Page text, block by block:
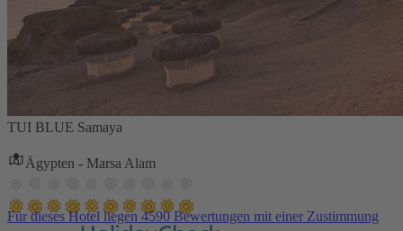
TUI BLUE Samaya
Ägypten - Marsa Alam
Für dieses Hotel liegen 4590 Bewertungen mit einer Zustimmung